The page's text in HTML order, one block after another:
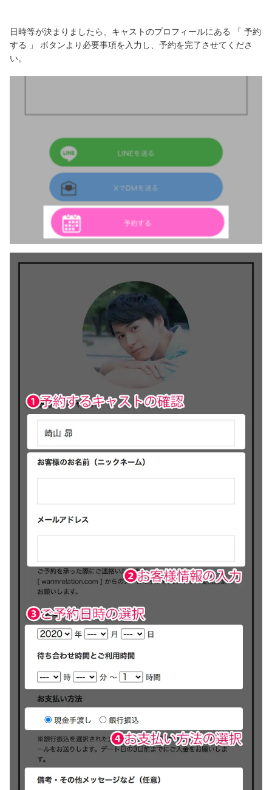
日時等が決まりましたら、キャストのプロフィールにある 「 予約
する 」 ボタンより必要事項を入力し、予約を完了させてくださ
い。